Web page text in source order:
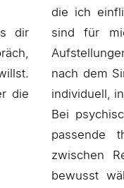
dir
die
die ich
sind für
nach dem
individuell,
Bei
passende
zwischen
bewusst